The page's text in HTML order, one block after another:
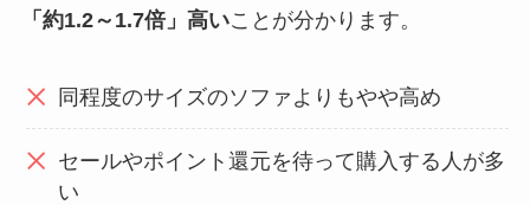
「約1.2～1.7倍」高いことが分かります。
同程度のサイズのソファよりもやや高め
セールやポイント還元を待って購入する人が多
い